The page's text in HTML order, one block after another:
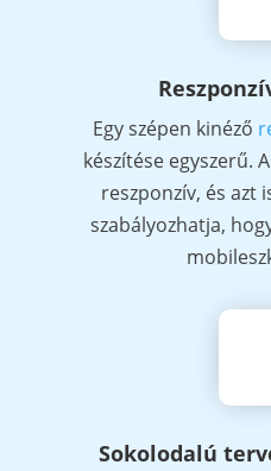
Egy szépen kinéző
készítése egyszerű.
reszponzív, és azt
szabályozhatja,
Sokolodalú